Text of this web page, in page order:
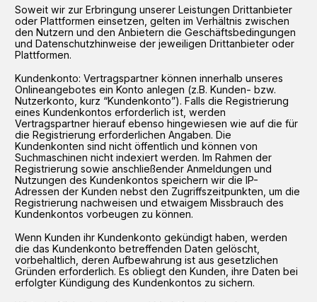
Soweit wir zur Erbringung unserer Leistungen Drittanbieter
oder Plattformen einsetzen, gelten im Verhältnis zwischen
den Nutzern und den Anbietern die Geschäftsbedingungen
und Datenschutzhinweise der jeweiligen Drittanbieter oder
Plattformen.
Kundenkonto: Vertragspartner können innerhalb unseres
Onlineangebotes ein Konto anlegen (z.B. Kunden- bzw.
Nutzerkonto, kurz “Kundenkonto”). Falls die Registrierung
eines Kundenkontos erforderlich ist, werden
Vertragspartner hierauf ebenso hingewiesen wie auf die für
die Registrierung erforderlichen Angaben. Die
Kundenkonten sind nicht öffentlich und können von
Suchmaschinen nicht indexiert werden. Im Rahmen der
Registrierung sowie anschließender Anmeldungen und
Nutzungen des Kundenkontos speichern wir die IP-
Adressen der Kunden nebst den Zugriffszeitpunkten, um die
Registrierung nachweisen und etwaigem Missbrauch des
Kundenkontos vorbeugen zu können.
Wenn Kunden ihr Kundenkonto gekündigt haben, werden
die das Kundenkonto betreffenden Daten gelöscht,
vorbehaltlich, deren Aufbewahrung ist aus gesetzlichen
Gründen erforderlich. Es obliegt den Kunden, ihre Daten bei
erfolgter Kündigung des Kundenkontos zu sichern.